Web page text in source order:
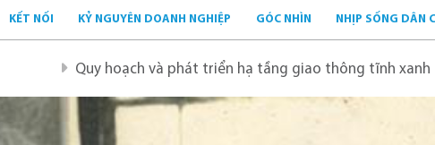
KẾT NỐI KỶ NGUYÊN DOANH NGHIỆP GÓC NHÌN NHỊP SỐNG DÂN
Quy hoạch và phát triển hạ tầng giao thông tĩnh xanh Quy